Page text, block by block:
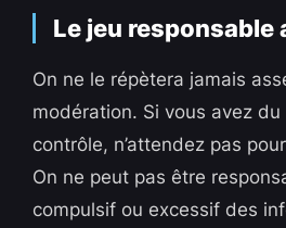
Le jeu responsable
On ne le répètera jamais
modération. Si vous avez
contrôle, n’attendez pas
On ne peut pas être
compulsif ou excessif des